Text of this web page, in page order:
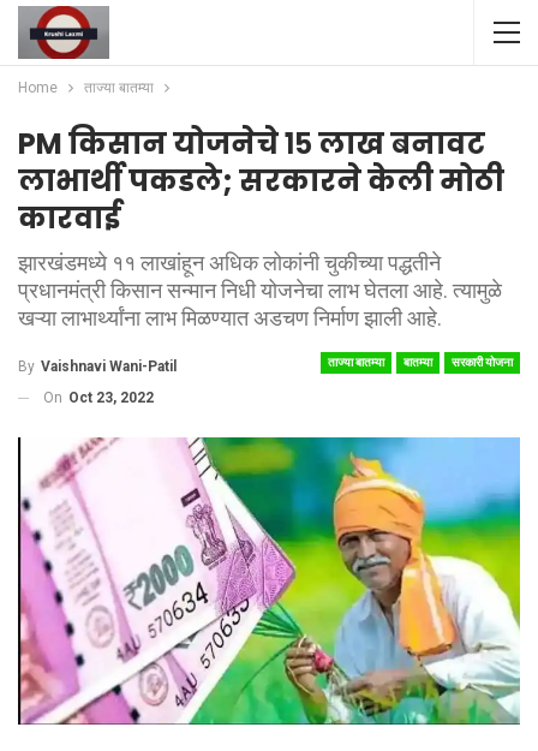
Home ताज्या बातम्या
PM किसान योजनेचे १५ लाख बनावट
लाभार्थी पकडले; सरकारने केली मोठी
कारवाई
झारखंडमध्ये ११ लाखांहून अधिक लोकांनी चुकीच्या पद्धतीने
प्रधानमंत्री किसान सन्मान निधी योजनेचा लाभ घेतला आहे. त्यामुळे
खऱ्या लाभार्थ्यांना लाभ मिळण्यात अडचण निर्माण झाली आहे.
ताज्या बातम्या बातम्या सरकारी योजना
By Vaishnavi Wani-Patil
On Oct 23, 2022